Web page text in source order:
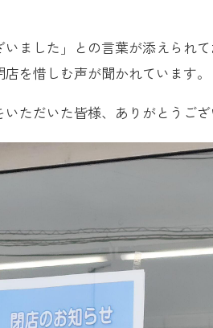
ました」との言葉が添えられ
を惜しむ声が聞かれています。
ただいた皆様、ありがとうござ